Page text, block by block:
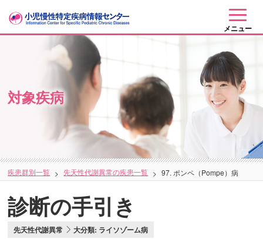
メニュー
対象疾病
疾患群別一覧 先天性代謝異常の疾患一覧 97. ポンペ（Pompe）病
診断の手引き
先天性代謝異常 大分類: ライソゾーム病